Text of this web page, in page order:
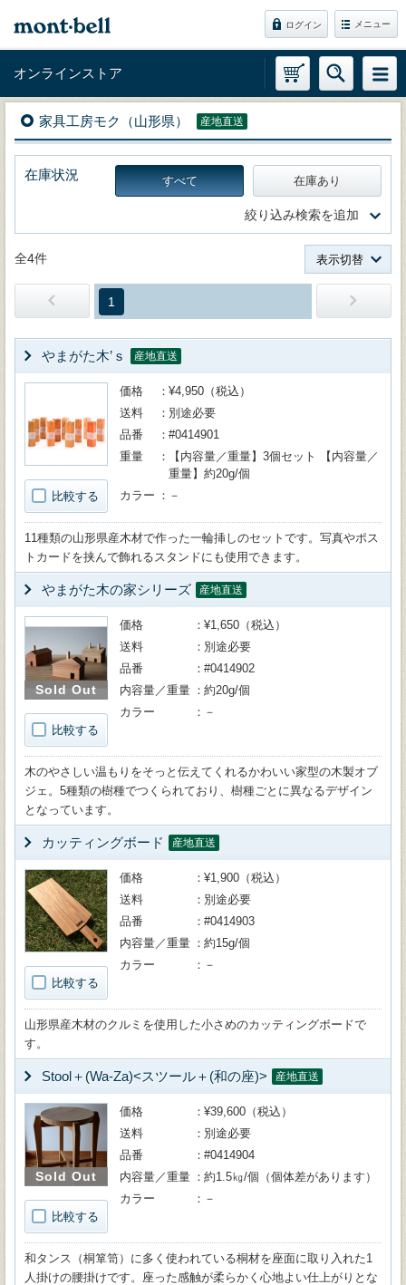
ログイン メニュー
オンラインストア
家具工房モク（山形県） 産地直送
在庫状況 すべて 在庫あり
絞り込み検索を追加
全4件 表示切替
1
やまがた木’ｓ 産地直送
比較する
価格
¥4,950（税込）
送料
別途必要
品番
#0414901
重量
【内容量／重量】3個セット 【内容量／
重量】約20g/個
カラー
－
11種類の山形県産木材で作った一輪挿しのセットです。写真やポス
トカードを挟んで飾れるスタンドにも使用できます。
やまがた木の家シリーズ 産地直送
Sold Out
比較する
価格
¥1,650（税込）
送料
別途必要
品番
#0414902
内容量／重量
約20g/個
カラー
－
木のやさしい温もりをそっと伝えてくれるかわいい家型の木製オブ
ジェ。5種類の樹種でつくられており、樹種ごとに異なるデザイン
となっています。
カッティングボード 産地直送
比較する
価格
¥1,900（税込）
送料
別途必要
品番
#0414903
内容量／重量
約15g/個
カラー
－
山形県産木材のクルミを使用した小さめのカッティングボードで
す。
Stool＋(Wa-Za)<スツール＋(和の座)> 産地直送
Sold Out
比較する
価格
¥39,600（税込）
送料
別途必要
品番
#0414904
内容量／重量
約1.5㎏/個（個体差があります）
カラー
－
和タンス（桐箪笥）に多く使われている桐材を座面に取り入れた1
人掛けの腰掛けです。座った感触が柔らかく心地よい仕上がりとな